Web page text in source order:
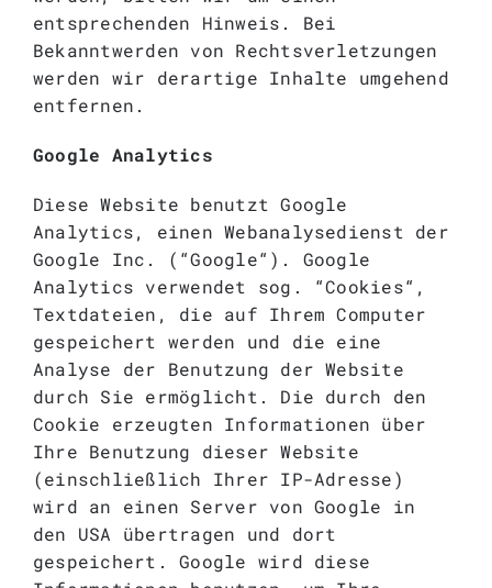
entsprechenden Hinweis. Bei
Bekanntwerden von Rechtsverletzungen
werden wir derartige Inhalte umgehend
entfernen.
Google Analytics
Diese Website benutzt Google
Analytics, einen Webanalysedienst der
Google Inc. (“Google“). Google
Analytics verwendet sog. “Cookies“,
Textdateien, die auf Ihrem Computer
gespeichert werden und die eine
Analyse der Benutzung der Website
durch Sie ermöglicht. Die durch den
Cookie erzeugten Informationen über
Ihre Benutzung dieser Website
(einschließlich Ihrer IP-Adresse)
wird an einen Server von Google in
den USA übertragen und dort
gespeichert. Google wird diese